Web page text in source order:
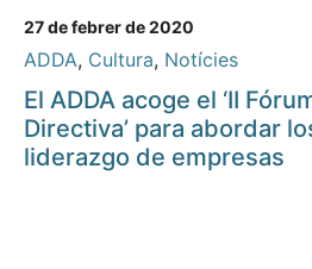
27 de febrer de 2020
ADDA, Cultura, Notícies
El ADDA acoge el ‘II
Directiva’ para abordar
liderazgo de empresas